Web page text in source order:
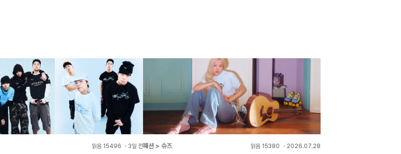
읽음 15496 ・ 3일 전패션 > 슈즈 읽음 15380 ・ 2026.07.28